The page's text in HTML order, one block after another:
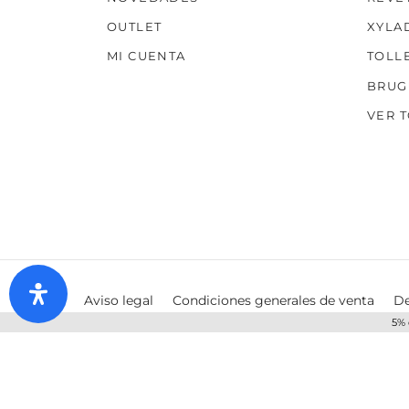
OUTLET
MI CUENTA
VER
Aviso legal Condiciones generales de venta